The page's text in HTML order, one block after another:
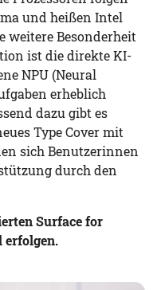
und heißen Intel
weitere Besonderheit
ist die direkte KI-
NPU (Neural
erheblich
dazu gibt es
Type Cover mit
sich Benutzerinnen
durch den
Surface for
erfolgen.